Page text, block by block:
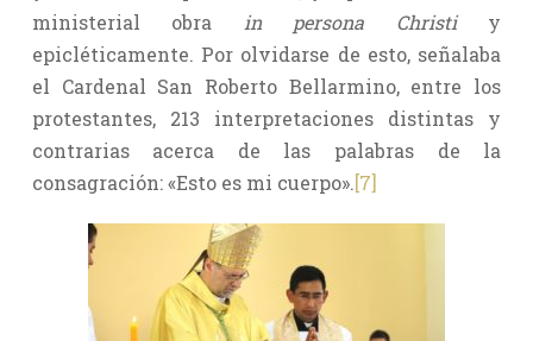
ministerial obra in persona Christiy
epicléticamente. Por olvidarse de esto, señalaba
el Cardenal San Roberto Bellarmino, entre los
protestantes, 213 interpretaciones distintas y
contrarias acerca de las palabras de la
consagración: «Esto es mi cuerpo».[7]